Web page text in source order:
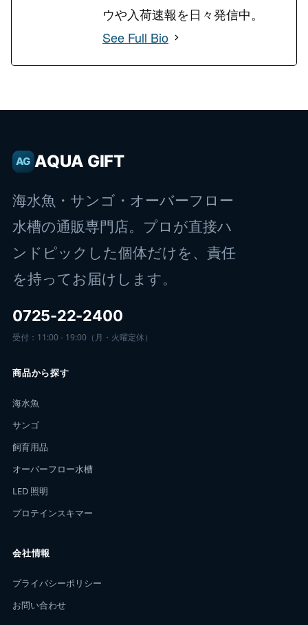
ウや入荷速報を日々発信中。
See Full Bio
AG AQUA GIFT
海水魚・サンゴ・オーバーフロー
水槽の通販専門店。プロが直接ハ
ンドピックした個体だけを、責任
を持ってお届けします。
0725-22-2400
受付：11:00 - 19:00（月・火曜定休）
商品から探す
海水魚
サンゴ
飼育用品
オーバーフロー水槽
LED 照明
プロテインスキマー
会社情報
プライバシーポリシー
お問い合わせ